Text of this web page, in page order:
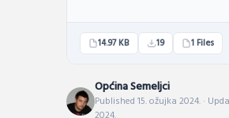
14.97 KB 19 1 Files
Općina Semeljci
Published 15. ožujka 2024. ·